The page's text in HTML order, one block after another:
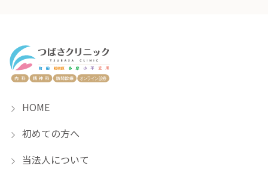
HOME
初めての方へ
当法人について